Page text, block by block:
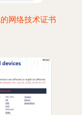
网络技术证书